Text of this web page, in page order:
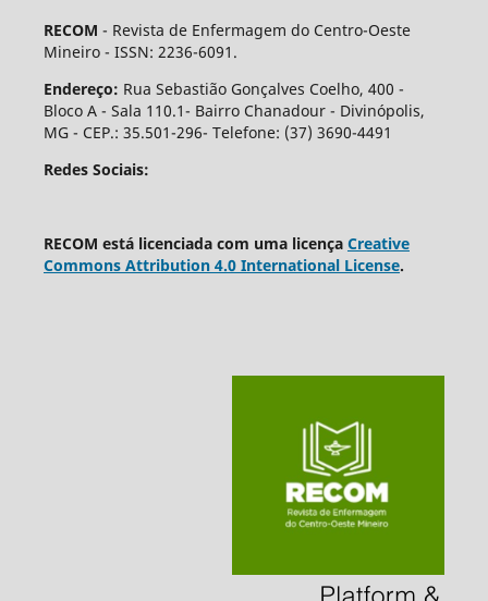
RECOM - Revista de Enfermagem do Centro-Oeste
Mineiro - ISSN: 2236-6091.
Endereço: Rua Sebastião Gonçalves Coelho, 400 -
Bloco A - Sala 110.1- Bairro Chanadour - Divinópolis,
MG - CEP.: 35.501-296- Telefone: (37) 3690-4491
Redes Sociais:
RECOM está licenciada com uma licença Creative
Commons Attribution 4.0 International License.